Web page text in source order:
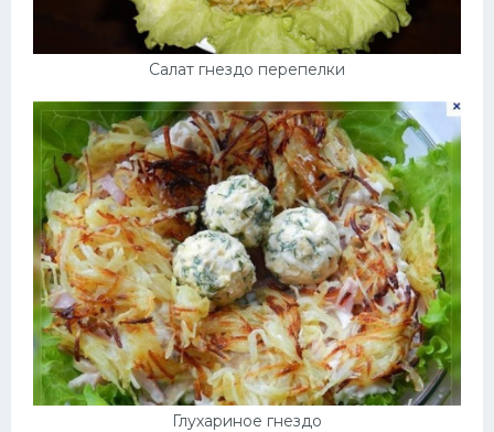
Салат гнездо перепелки
Глухариное гнездо